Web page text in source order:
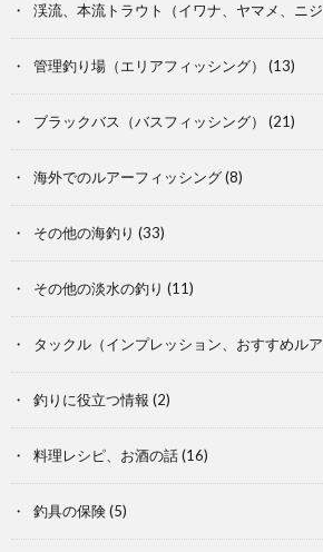
渓流、本流トラウト（イワナ、ヤマメ、ニジ
管理釣り場（エリアフィッシング） (13)
ブラックバス（バスフィッシング） (21)
海外でのルアーフィッシング(8)
その他の海釣り (33)
その他の淡水の釣り (11)
タックル（インプレッション、おすすめルア
釣りに役立つ情報 (2)
料理レシピ、お酒の話(16)
釣具の保険(5)